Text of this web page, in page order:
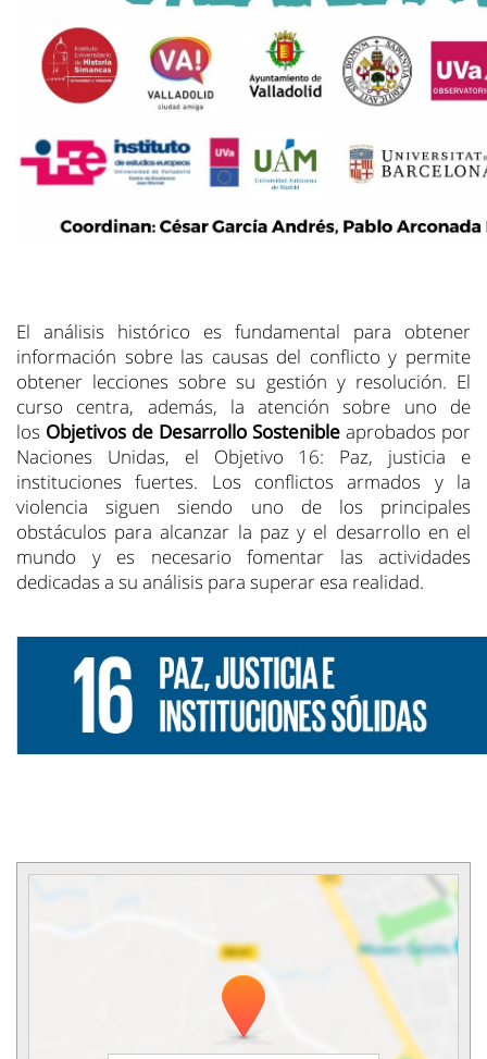
El análisis histórico es fundamental para obtener
información sobre las causas del conflicto y permite
obtener lecciones sobre su gestión y resolución. El
curso centra, además, la atención sobre uno de
los Objetivos de Desarrollo Sostenible aprobados por
Naciones Unidas, el Objetivo 16: Paz, justicia e
instituciones fuertes. Los conflictos armados y la
violencia siguen siendo uno de los principales
obstáculos para alcanzar la paz y el desarrollo en el
mundo y es necesario fomentar las actividades
dedicadas a su análisis para superar esa realidad.